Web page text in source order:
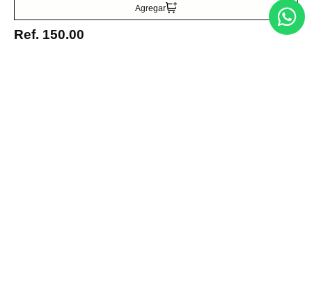
Agregar
Ref. 150.00
Acepto la política de tratamiento de datos personales Suscribirse